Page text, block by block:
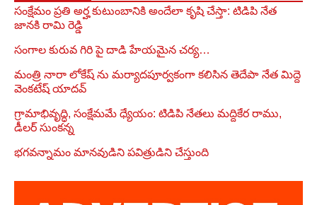
సంక్షేమం ప్రతి అర్హ కుటుంబానికి అందేలా కృషి చేస్తా: టిడిపి నేత
జానకి రామి రెడ్డి
సంగాల కురువ గిరి పై దాడి హేయమైన చర్య…
మంత్రి నారా లోకేష్ ను మర్యాదపూర్వకంగా కలిసిన తెదేపా నేత మిద్దె
వెంకటేష్ యాదవ్
గ్రామాభివృద్ధి, సంక్షేమమే ధ్యేయం: టిడిపి నేతలు మద్దికేర రాము,
డీలర్ సుంకన్న
భగవన్నామం మానవుడిని పవిత్రుడిని చేస్తుంది